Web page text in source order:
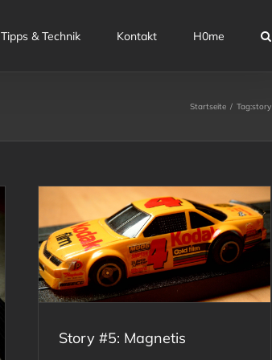
Tipps & Technik Kontakt H0me
Startseite Tag:story
Story #5: Magnetis